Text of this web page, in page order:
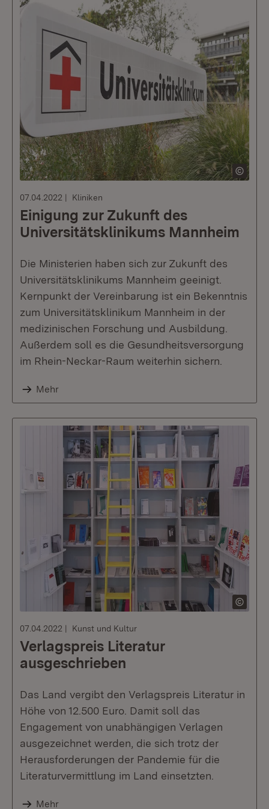
07.04.2022 Kliniken
Einigung zur Zukunft des
Universitätsklinikums Mannheim
Die Ministerien haben sich zur Zukunft des
Universitätsklinikums Mannheim geeinigt.
Kernpunkt der Vereinbarung ist ein Bekenntnis
zum Universitätsklinikum Mannheim in der
medizinischen Forschung und Ausbildung.
Außerdem soll es die Gesundheitsversorgung
im Rhein-Neckar-Raum weiterhin sichern.
Mehr
07.04.2022 Kunst und Kultur
Verlagspreis Literatur
ausgeschrieben
Das Land vergibt den Verlagspreis Literatur in
Höhe von 12.500 Euro. Damit soll das
Engagement von unabhängigen Verlagen
ausgezeichnet werden, die sich trotz der
Herausforderungen der Pandemie für die
Literaturvermittlung im Land einsetzten.
Mehr